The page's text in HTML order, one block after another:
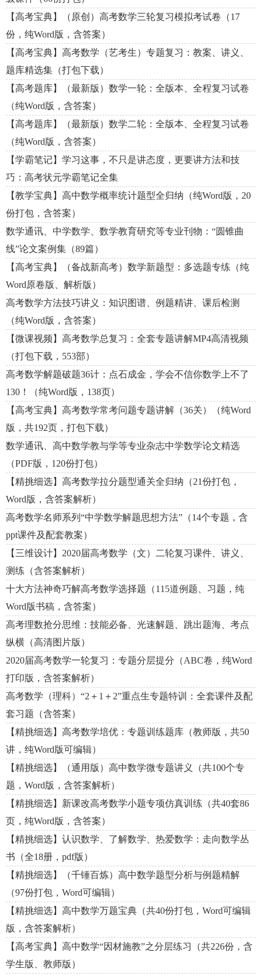
【高考宝典】（原创）高考数学三轮复习模拟考试卷（17
份，纯Word版，含答案）
【高考宝典】高考数学（艺考生）专题复习：教案、讲义、
题库精选集（打包下载）
【高考题库】（最新版）数学一轮：全版本、全程复习试卷
（纯Word版，含答案）
【高考题库】（最新版）数学二轮：全版本、全程复习试卷
（纯Word版，含答案）
【学霸笔记】学习这事，不只是讲态度，更要讲方法和技
巧：高考状元学霸笔记全集
【教学宝典】高中数学概率统计题型全归纳（纯Word版，20
份打包，含答案）
数学通讯、中学数学、数学教育研究等专业刊物：“圆锥曲
线”论文案例集（89篇）
【高考宝典】（备战新高考）数学新题型：多选题专练（纯
Word原卷版、解析版）
高考数学方法技巧讲义：知识图谱、例题精讲、课后检测
（纯Word版，含答案）
【微课视频】高考数学总复习：全套专题讲解MP4高清视频
（打包下载，553部）
高考数学解题破题36计：点石成金，学会不信你数学上不了
130！（纯Word版，138页）
【高考宝典】高考数学常考问题专题讲解（36关）（纯Word
版，共192页，打包下载）
数学通讯、高中数学教与学等专业杂志中学数学论文精选
（PDF版，120份打包）
【精挑细选】高考数学拉分题型通关全归纳（21份打包，
Word版，含答案解析）
高考数学名师系列“中学数学解题思想方法”（14个专题，含
ppt课件及配套教案）
【三维设计】2020届高考数学（文）二轮复习课件、讲义、
测练（含答案解析）
十大方法神奇巧解高考数学选择题（115道例题、习题，纯
Word版书稿，含答案）
高考理数抢分思维：技能必备、光速解题、跳出题海、考点
纵横（高清图片版）
2020届高考数学一轮复习：专题分层提分（ABC卷，纯Word
打印版，含答案解析）
高考数学（理科）“2＋1＋2”重点生专题特训：全套课件及配
套习题（含答案）
【精挑细选】高考数学培优：专题训练题库（教师版，共50
讲，纯Word版可编辑）
【精挑细选】（通用版）高中数学微专题讲义（共100个专
题，Word版，含答案解析）
【精挑细选】新课改高考数学小题专项仿真训练（共40套86
页，纯Word版，含答案）
【精挑细选】认识数学、了解数学、热爱数学：走向数学丛
书（全18册，pdf版）
【精挑细选】（千锤百炼）高中数学题型分析与例题精解
（97份打包，Word可编辑）
【精挑细选】高中数学万题宝典（共40份打包，Word可编辑
版，含答案解析）
【高考宝典】高中数学“因材施教”之分层练习（共226份，含
学生版、教师版）